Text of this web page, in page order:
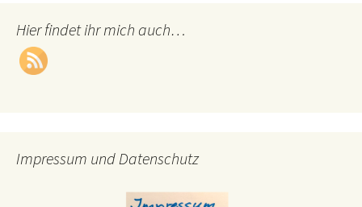
Hier findet ihr mich auch…
Impressum und Datenschutz